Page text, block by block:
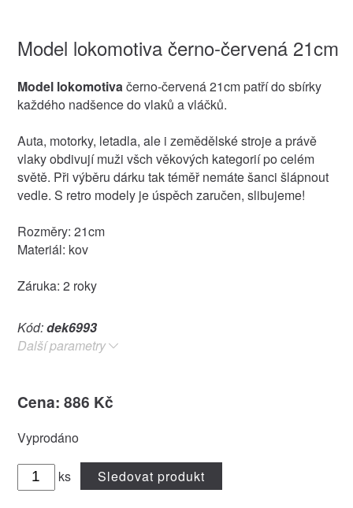
Model lokomotiva černo-červená 21cm
Model lokomotivačerno-červená 21cm patří do sbírky
každého nadšence do vlaků a vláčků.
Auta, motorky, letadla, ale i zemědělské stroje a právě
vlaky obdivují muži všch věkových kategorií po celém
světě. Při výběru dárku tak téměř nemáte šanci šlápnout
vedle. S retro modely je úspěch zaručen, slibujeme!
Rozměry: 21cm
Materiál: kov
Záruka: 2 roky
Kód:dek6993
Další parametry
Cena: 886 Kč
Vyprodáno
ks Sledovat produkt